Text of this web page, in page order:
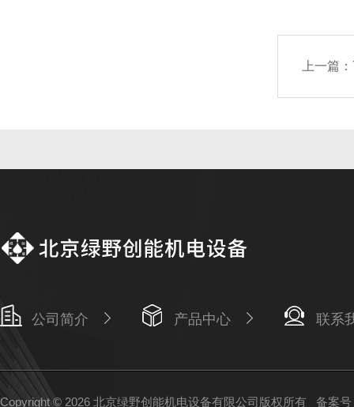
上一篇：
公司简介 产品中心 联系
Copyright © 2026 北京绿野创能机电设备有限公司版权所有 备案